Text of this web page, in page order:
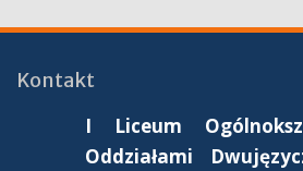
Kontakt
I Liceum
Oddziałami